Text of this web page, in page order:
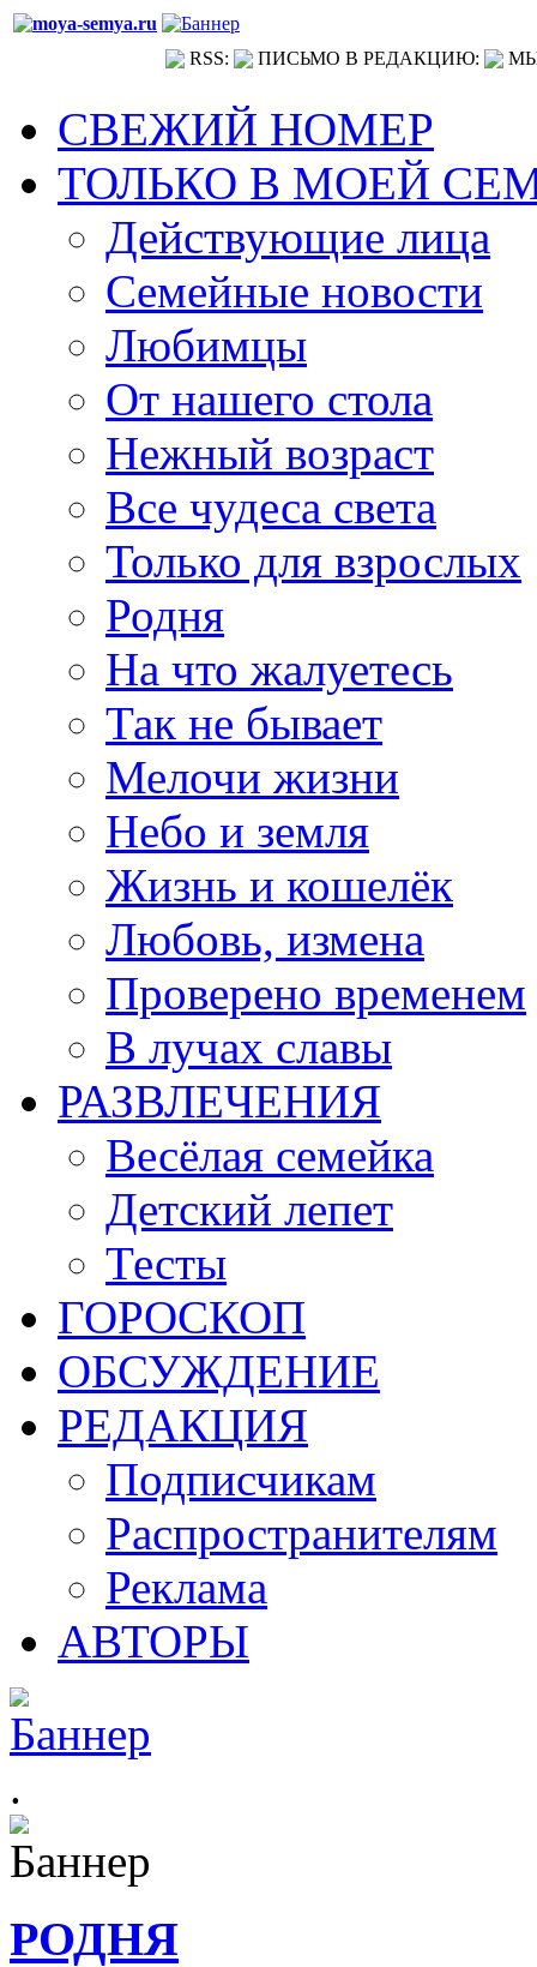
RSS: ПИСЬМО В РЕДАКЦИЮ:
СВЕЖИЙ НОМЕР
ТОЛЬКО В МОЕЙ
Действующие лица
Семейные новости
Любимцы
От нашего стола
Нежный возраст
Все чудеса света
Только для взрослых
Родня
На что жалуетесь
Так не бывает
Мелочи жизни
Небо и земля
Жизнь и кошелёк
Любовь, измена
Проверено временем
В лучах славы
РАЗВЛЕЧЕНИЯ
Весёлая семейка
Детский лепет
Тесты
ГОРОСКОП
ОБСУЖДЕНИЕ
РЕДАКЦИЯ
Подписчикам
Распространителям
Реклама
АВТОРЫ
.
РОДНЯ